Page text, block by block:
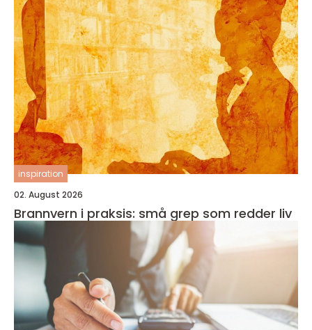
inspiration
02. August 2026
Brannvern i praksis: små grep som redder liv